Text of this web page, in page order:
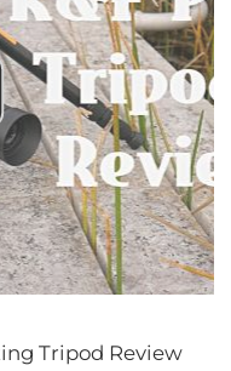
Tripod Review